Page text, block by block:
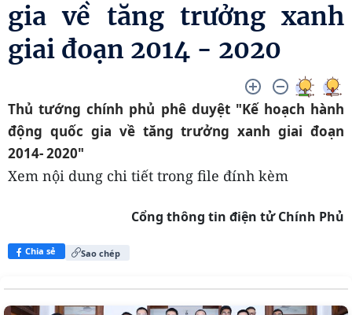
gia về tăng trưởng xanh
giai đoạn 2014 - 2020
Thủ tướng chính phủ phê duyệt "Kế hoạch hành
động quốc gia về tăng trưởng xanh giai đoạn
2014- 2020"
Xem nội dung chi tiết trong file đính kèm
Cổng thông tin điện tử Chính Phủ
Chia sẻ Sao chép